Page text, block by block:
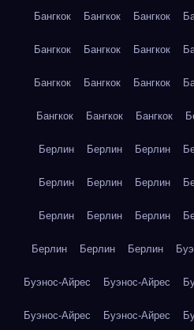
Бангкок Бангкок Бангкок
Бангкок Бангкок Бангкок
Бангкок Бангкок Бангкок
Бангкок Бангкок Бангкок
Берлин Берлин Берлин
Берлин Берлин Берлин
Берлин Берлин Берлин
Берлин Берлин Берлин
Буэнос-Айрес Буэнос-Айрес
Буэнос-Айрес Буэнос-Айрес